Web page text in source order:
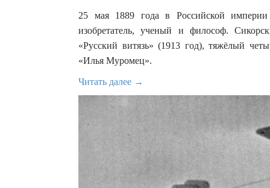
25 мая 1889 года в Российской империи
изобретатель, ученый и философ.
«Русский витязь» (1913 год), тяжёлый
«Илья Муромец».
Читать далее →